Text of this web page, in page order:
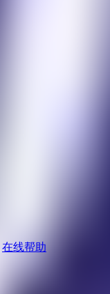
在线帮助